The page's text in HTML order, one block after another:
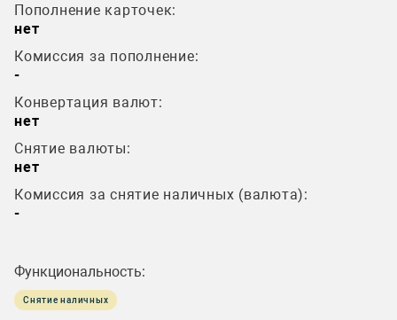
Пополнение карточек:
нет
Комиссия за пополнение:
-
Конвертация валют:
нет
Снятие валюты:
нет
Комиссия за снятие наличных (валюта):
-
Функциональность:
Снятие наличных